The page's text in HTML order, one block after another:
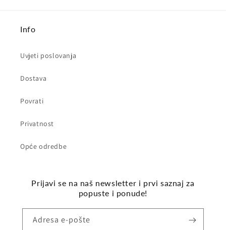
Info
Uvjeti poslovanja
Dostava
Povrati
Privatnost
Opće odredbe
Prijavi se na naš newsletter i prvi saznaj za
popuste i ponude!
Adresa e-pošte